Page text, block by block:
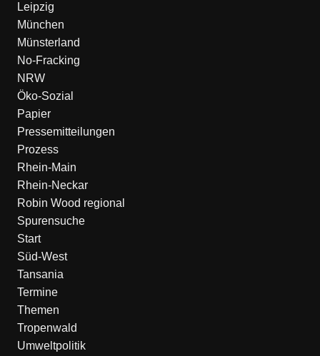
Leipzig
München
Münsterland
No-Fracking
NRW
Öko-Sozial
Papier
Pressemitteilungen
Prozess
Rhein-Main
Rhein-Neckar
Robin Wood regional
Spurensuche
Start
Süd-West
Tansania
Termine
Themen
Tropenwald
Umweltpolitik